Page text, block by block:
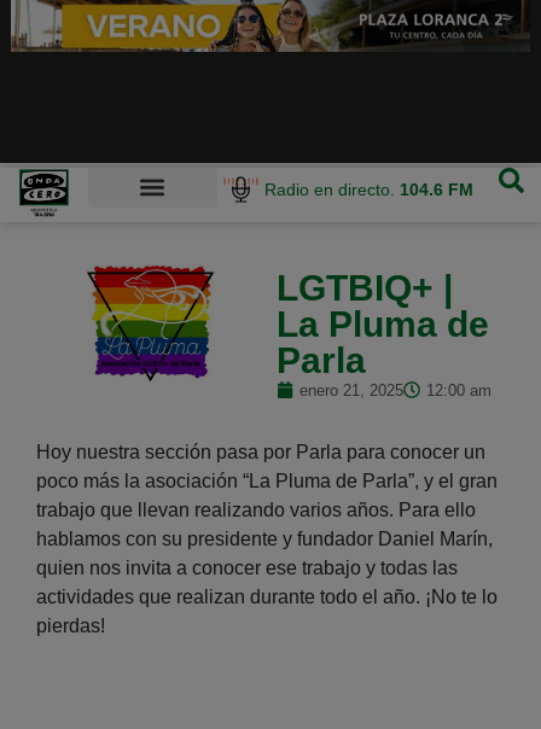
Radio en directo. 104.6 FM
LGTBIQ+ |
La Pluma de
Parla
enero 21, 2025 12:00 am
Hoy nuestra sección pasa por Parla para conocer un
poco más la asociación “La Pluma de Parla”, y el gran
trabajo que llevan realizando varios años. Para ello
hablamos con su presidente y fundador Daniel Marín,
quien nos invita a conocer ese trabajo y todas las
actividades que realizan durante todo el año. ¡No te lo
pierdas!